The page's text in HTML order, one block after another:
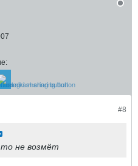
#8
то не возмёт